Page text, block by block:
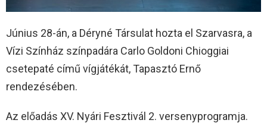
Június 28-án, a Déryné Társulat hozta el Szarvasra, a
Vízi Színház színpadára Carlo Goldoni Chioggiai
csetepaté című vígjátékát, Tapasztó Ernő
rendezésében.
Az előadás XV. Nyári Fesztivál 2. versenyprogramja.